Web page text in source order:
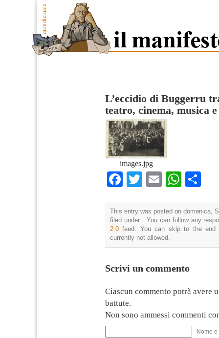
L’eccidio di Buggerru
teatro, cinema, musica e
images.jpg
Facebook
TwitterEmail
This entry was posted on domenica,
filed under . You can follow any
2.0 feed. You can skip to the end
currently not allowed.
Scrivi un commento
Ciascun commento potrà avere
battute.
Non sono ammessi commenti
Nome